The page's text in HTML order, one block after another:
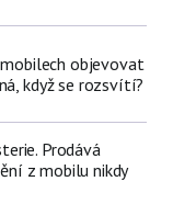
objevovat
když se rozsvítí?
Prodává
z mobilu nikdy